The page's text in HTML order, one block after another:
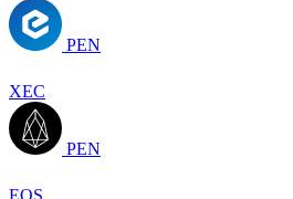
PEN
XEC
PEN
EOS